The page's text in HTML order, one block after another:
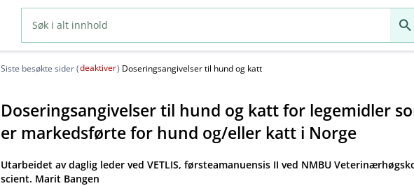
Siste besøkte sider (deaktiver) Doseringsangivelser til hund og katt
Doseringsangivelser til hund og katt for legemidler
er markedsførte for hund og​/​eller katt i Norge
Utarbeidet av daglig leder ved VETLIS, førsteamanuensis II ved NMBU
scient. Marit Bangen